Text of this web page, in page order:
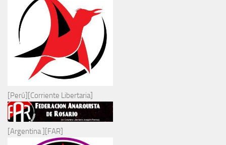
[Perú][Corriente Libertaria]
[Argentina ][FAR]